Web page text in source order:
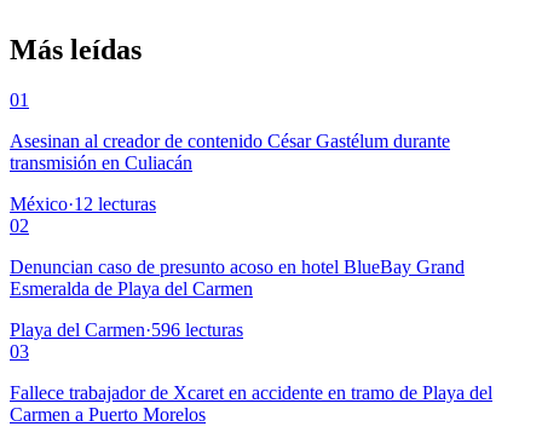
Más leídas
01
Asesinan al creador de contenido César Gastélum durante
transmisión en Culiacán
México·12 lecturas
02
Denuncian caso de presunto acoso en hotel BlueBay Grand
Esmeralda de Playa del Carmen
Playa del Carmen·596 lecturas
03
Fallece trabajador de Xcaret en accidente en tramo de Playa del
Carmen a Puerto Morelos